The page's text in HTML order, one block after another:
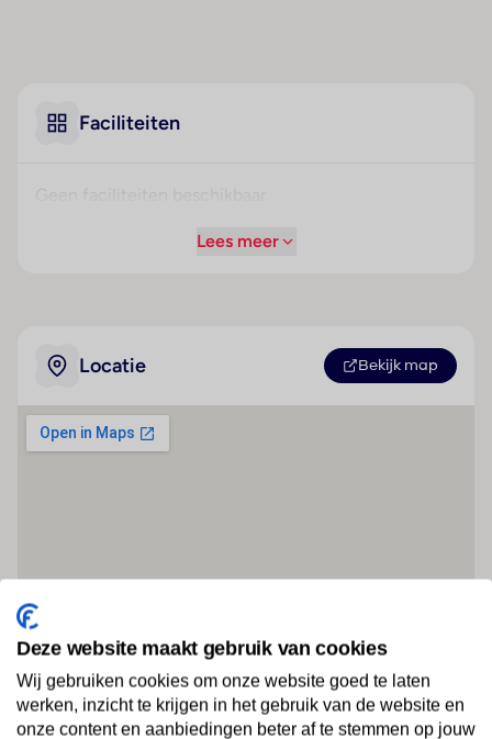
Faciliteiten
Lees meer
Locatie Bekijk map
Deze website maakt gebruik van cookies
Wij gebruiken cookies om onze website goed te laten
werken, inzicht te krijgen in het gebruik van de website en
onze content en aanbiedingen beter af te stemmen op jouw